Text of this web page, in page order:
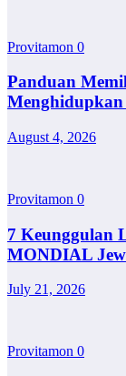
Provitamon 0
Panduan
August 4, 2026
Provitamon 0
7 Keunggulan
MONDIAL
July 21, 2026
Provitamon 0